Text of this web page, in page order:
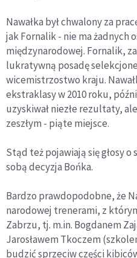
Nawałka był chwalony za
jak Fornalik - nie ma żadnych
międzynarodowej. Fornalik,
lukratywną posadę
wicemistrzostwo kraju.
ekstraklasy w 2010 roku,
uzyskiwał niezłe rezultaty,
zeszłym - piąte miejsce.
Stąd też pojawiają się głosy
sobą decyzja Bońka.
Bardzo prawdopodobne, że
narodowej trenerami, z
Zabrzu, tj. m.in. Bogdanem
Jarosławem Tkoczem
budzić sprzeciw części